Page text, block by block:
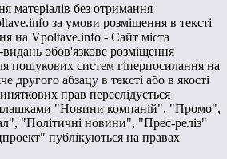
матеріалів без отримання
за умови розміщення в тексті
на Vpoltave.info - Сайт міста
обов'язкове розміщення
пошукових систем гіперпосилання на
другого абзацу в тексті або в якості
прав переслідується
"Новини компаній", "Промо",
"Політичні новини", "Прес-реліз"
публікуються на правах